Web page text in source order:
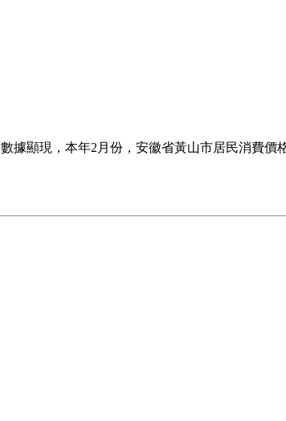
據顯現，本年2月份，安徽省黃山市居民消費
買兩端蒜
挽回丟失？